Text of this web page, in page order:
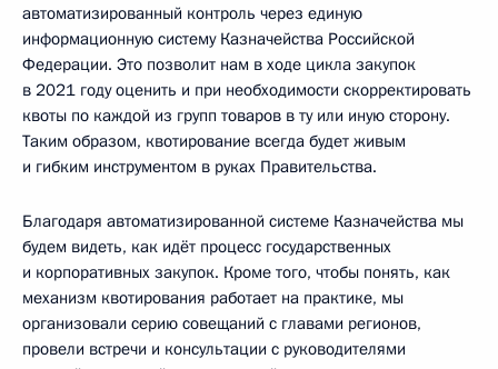
автоматизированный контроль через единую
информационную систему Казначейства Российской
Федерации. Это позволит нам в ходе цикла закупок
в 2021 году оценить и при необходимости скорректировать
квоты по каждой из групп товаров в ту или иную сторону.
Таким образом, квотирование всегда будет живым
и гибким инструментом в руках Правительства.
Благодаря автоматизированной системе Казначейства мы
будем видеть, как идёт процесс государственных
и корпоративных закупок. Кроме того, чтобы понять, как
механизм квотирования работает на практике, мы
организовали серию совещаний с главами регионов,
провели встречи и консультации с руководителями